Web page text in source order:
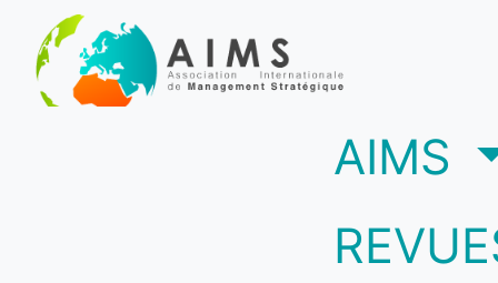
AIMS